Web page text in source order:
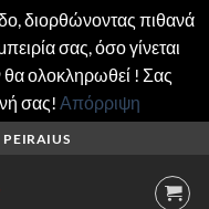
διορθώνοντας πιθανά
σας, όσο γίνεται
θα ολοκληρωθεί ! Σας
σας! Απόρριψη
PEIRAIUS